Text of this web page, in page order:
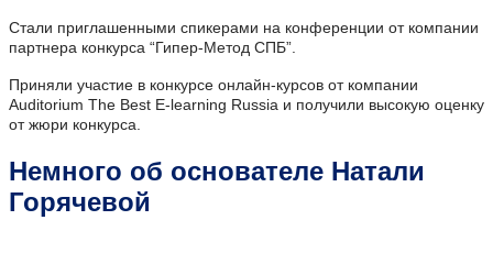
Стали приглашенными спикерами на конференции от компании
партнера конкурса “Гипер-Метод СПБ”.
Приняли участие в конкурсе онлайн-курсов от компании
Auditorium The Best E-learning Russia и получили высокую оценку
от жюри конкурса.
Немного об основателе Натали
Горячевой